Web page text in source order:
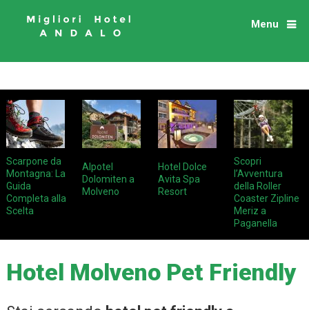
Menu
Scarpone da
Montagna: La
Guida
Completa alla
Scelta
Alpotel
Dolomiten a
Molveno
Hotel Dolce
Avita Spa
Resort
Scopri
l’Avventura
della Roller
Coaster Zipline
Meriz a
Paganella
Hotel Molveno Pet Friendly